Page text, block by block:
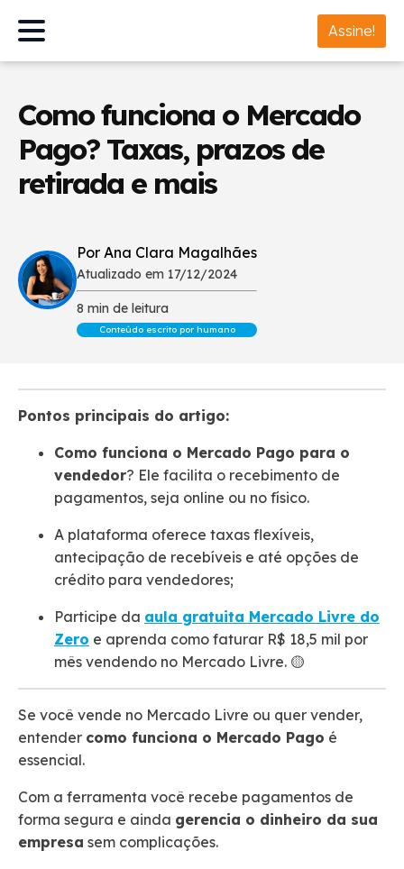
Assine!
Como funciona o Mercado
Pago? Taxas, prazos de
retirada e mais
Por Ana Clara Magalhães
Atualizado em 17/12/2024
8 min de leitura
Conteúdo escrito por humano
Pontos principais do artigo:
Como funciona o Mercado Pago para o
vendedor? Ele facilita o recebimento de
pagamentos, seja online ou no físico.
A plataforma oferece taxas flexíveis,
antecipação de recebíveis e até opções de
crédito para vendedores;
Participe da aula gratuita Mercado Livre do
Zero e aprenda como faturar R$ 18,5 mil por
mês vendendo no Mercado Livre. 🟡
Se você vende no Mercado Livre ou quer vender,
entender como funciona o Mercado Pago é
essencial.
Com a ferramenta você recebe pagamentos de
forma segura e ainda gerencia o dinheiro da sua
empresa sem complicações.